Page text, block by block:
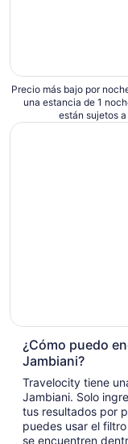
Precio más bajo por
una estancia de 1
están sujetos
¿Cómo puedo
Jambiani?
Travelocity tiene
Jambiani. Solo
tus resultados por
puedes usar el
se encuentren